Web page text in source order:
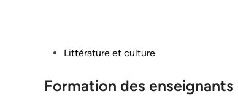
PostedLittérature et culture
Formation des